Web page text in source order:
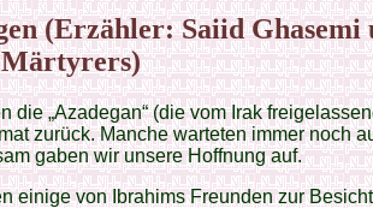
(Erzähler: Saiid Ghasemi
Märtyrers)
die „Azadegan“ (die vom Irak
zurück. Manche warteten immer noch
gaben wir unsere Hoffnung auf.
einige von Ibrahims Freunden zur